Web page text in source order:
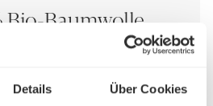
Details Über Cookies
Bio-Baumwolle
ideale Wahl für Menschen mit Sinn
legt und zugleich achtsam mit